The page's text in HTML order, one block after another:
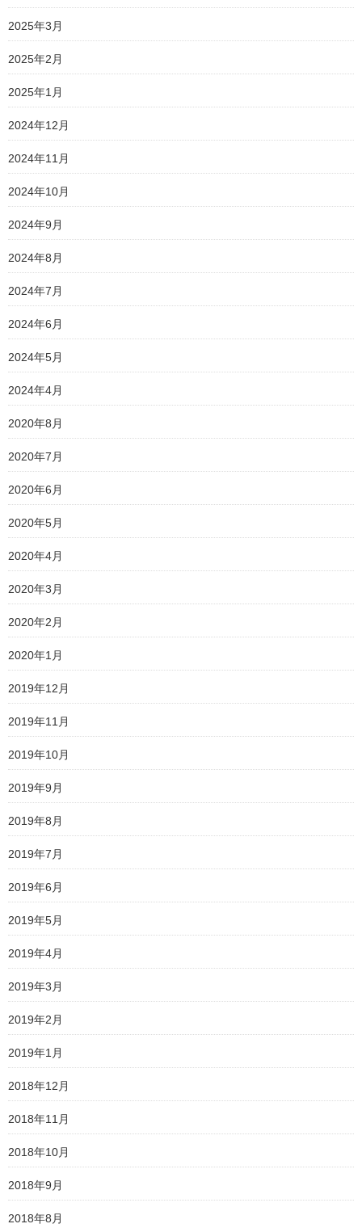
2025年3月
2025年2月
2025年1月
2024年12月
2024年11月
2024年10月
2024年9月
2024年8月
2024年7月
2024年6月
2024年5月
2024年4月
2020年8月
2020年7月
2020年6月
2020年5月
2020年4月
2020年3月
2020年2月
2020年1月
2019年12月
2019年11月
2019年10月
2019年9月
2019年8月
2019年7月
2019年6月
2019年5月
2019年4月
2019年3月
2019年2月
2019年1月
2018年12月
2018年11月
2018年10月
2018年9月
2018年8月